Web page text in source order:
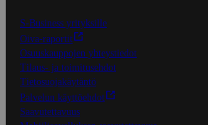
S-Business yrityksille
Oiva-raportit
Osuuskauppojen yhteystiedot
Tilaus- ja toimitusehdot
Tietosuojakäytäntö
Palvelun käyttöehdot
Saavutettavuus